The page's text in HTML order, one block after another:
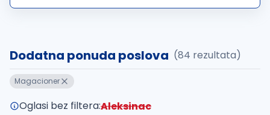
franšize. U cilju jačanja našeg...
Dodatna ponuda poslova (84 rezultata)
Magacioner
Oglasi bez filtera:Aleksinac